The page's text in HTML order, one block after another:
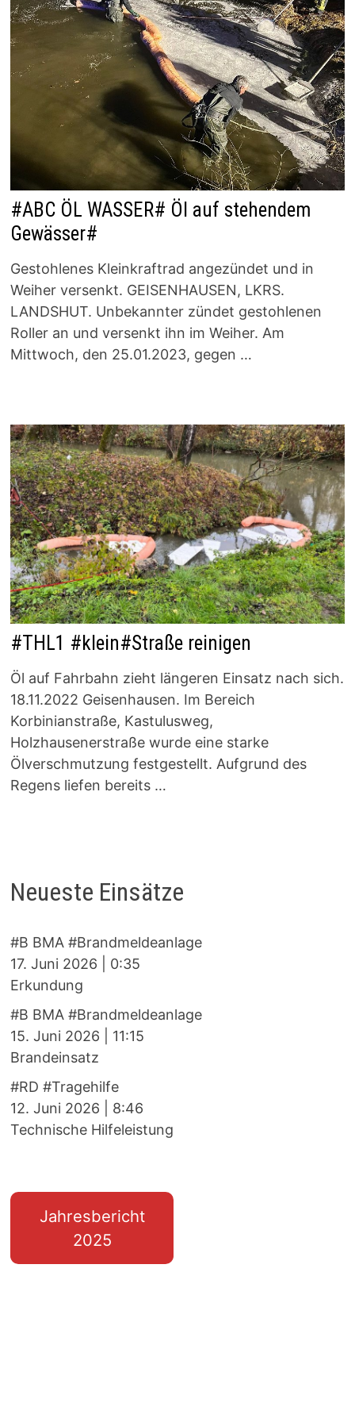
#ABC ÖL WASSER# Öl auf stehendem
Gewässer#
Gestohlenes Kleinkraftrad angezündet und in
Weiher versenkt. GEISENHAUSEN, LKRS.
LANDSHUT. Unbekannter zündet gestohlenen
Roller an und versenkt ihn im Weiher. Am
Mittwoch, den 25.01.2023, gegen …
#THL1 #klein#Straße reinigen
Öl auf Fahrbahn zieht längeren Einsatz nach sich.
18.11.2022 Geisenhausen. Im Bereich
Korbinianstraße, Kastulusweg,
Holzhausenerstraße wurde eine starke
Ölverschmutzung festgestellt. Aufgrund des
Regens liefen bereits …
Neueste Einsätze
#B BMA #Brandmeldeanlage
17. Juni 2026
0:35
Erkundung
#B BMA #Brandmeldeanlage
15. Juni 2026
11:15
Brandeinsatz
#RD #Tragehilfe
12. Juni 2026
8:46
Technische Hilfeleistung
Jahresbericht
2025